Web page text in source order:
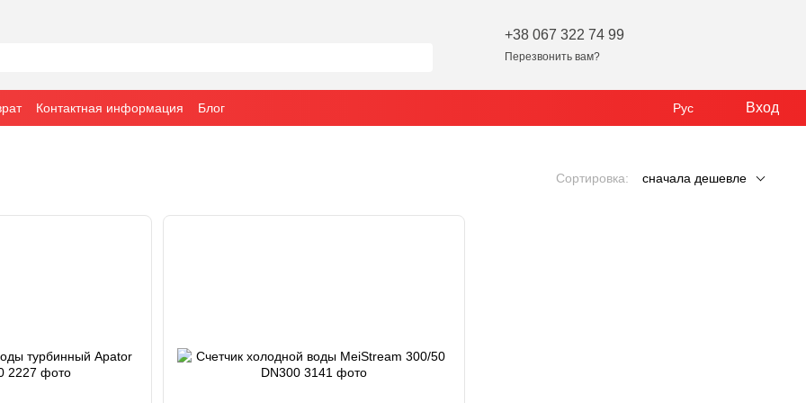
+38 067 322 74 99
Перезвонить вам?
Контактная информация Блог Рус Вход
Сортировка: сначала дешевле